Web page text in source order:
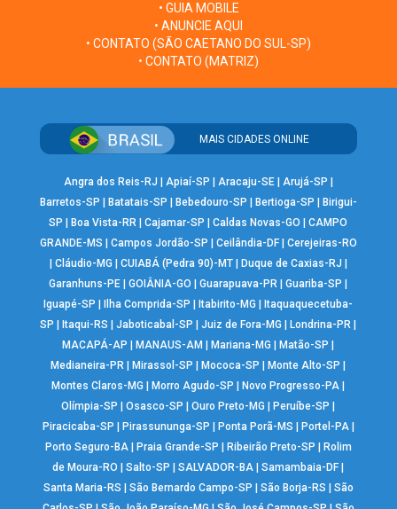
• GUIA MOBILE
• ANUNCIE AQUI
• CONTATO (SÃO CAETANO DO SUL-SP)
• CONTATO (MATRIZ)
MAIS CIDADES ONLINE
Angra dos Reis-RJ Apiaí-SP Aracaju-SE| Arujá-SP
Barretos-SP
Batatais-SP Bebedouro-SP Bertioga-SP
Birigui-
SP
Boa Vista-RR |Cajamar-SP |Caldas Novas-GO |CAMPO
GRANDE-MS
Campos Jordão-SP Ceilândia-DF| Cerejeiras-RO
Cláudio-MG CUIABÁ (Pedra 90)-MT| Duque de Caxias-RJ
Garanhuns-PE |GOIÂNIA-GO |Guarapuava-PR |Guariba-SP
Iguapé-SP
Ilha Comprida-SP Itabirito-MG
Itaquaquecetuba-
SP
Itaqui-RS |Jaboticabal-SP |Juiz de Fora-MG Londrina-PR
MACAPÁ-AP
MANAUS-AM Mariana-MG Matão-SP
Medianeira-PR
Mirassol-SP Mococa-SP Monte Alto-SP
Montes Claros-MG
Morro Agudo-SP Novo Progresso-PA
Olímpia-SP
|Osasco-SP |Ouro Preto-MG Peruíbe-SP
Piracicaba-SP
Pirassununga-SP Ponta Porã-MS Portel-PA|
Porto Seguro-BA| Praia Grande-SP Ribeirão Preto-SP
Rolim
de Moura-RO
|Salto-SP |SALVADOR-BA |Samambaia-DF
Santa Maria-RS
São Bernardo Campo-SP São Borja-RS
São